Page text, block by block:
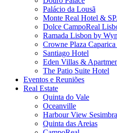
Palácio da Lousã
Monte Real Hotel &
Dolce CampoReal
Ramada Lisbon by
Crowne Plaza
Santiago Hotel
Eden Villas &
The Patio Suite Hotel
Eventos e Reuniões
Real Estate
Quinta do Vale
Oceanville
Harbour View Sesimbra
Quinta das Areias